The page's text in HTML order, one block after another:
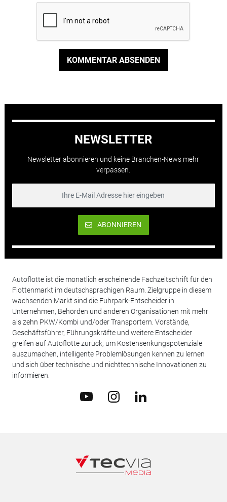
KOMMENTAR ABSENDEN
NEWSLETTER
Newsletter abonnieren und keine Branchen-News mehr
verpassen.
ABONNIEREN
Autoflotte ist die monatlich erscheinende Fachzeitschrift für den
Flottenmarkt im deutschsprachigen Raum. Zielgruppe in diesem
wachsenden Markt sind die Fuhrpark-Entscheider in
Unternehmen, Behörden und anderen Organisationen mit mehr
als zehn PKW/Kombi und/oder Transportern. Vorstände,
Geschäftsführer, Führungskräfte und weitere Entscheider
greifen auf Autoflotte zurück, um Kostensenkungspotenziale
auszumachen, intelligente Problemlösungen kennen zu lernen
und sich über technische und nichttechnische Innovationen zu
informieren.